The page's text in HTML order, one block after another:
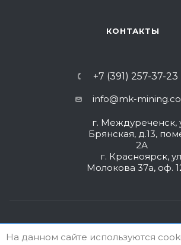
КОНТАКТЫ
+7 (391) 257-37-23
info@mk-
г. Междуреченск,
Брянская, д.13,
2А
г. Красноярск,
Молокова 37а, оф.
ИНФОРМАЦИЯ ДЛЯ
На данном сайте используются